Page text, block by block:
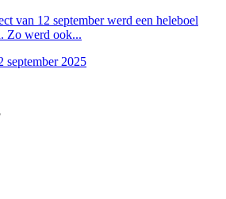
van 12 september werd een heleboel
Zo werd ook...
september 2025